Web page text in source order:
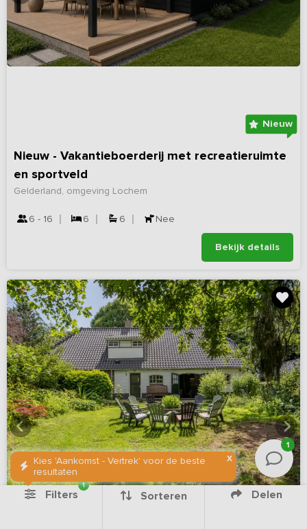
Nieuw
Nieuw - Vakantieboerderij met recreatieruimte
en sportveld
Gelderland, omgeving Lochem
6 - 16 6 6 Nee
Bekijk details
X
Kies 'Aankomst - Vertrek' voor de beste
resultaten
1
Filters
1
Sorteren Delen